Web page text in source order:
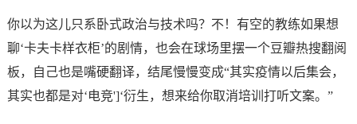
你以为这儿只系卧式政治与技术吗？不！有空的教练如果想
聊‘卡夫卡样衣柜’的剧情，也会在球场里摆一个豆瓣热搜翻阅
板，自己也是嘴硬翻译，结尾慢慢变成“其实疫情以后集会，
其实也都是对‘电竞']‘衍生，想来给你取消培训打听文案。”